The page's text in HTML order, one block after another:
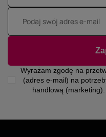
Podaj swój adres e-mail
Wyrażam zgodę na
(adres e-mail) na
handlową